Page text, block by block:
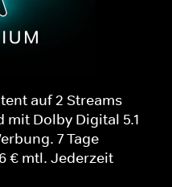
auf 2 Streams
Dolby Digital 5.1
7 Tage
€ mtl. Jederzeit